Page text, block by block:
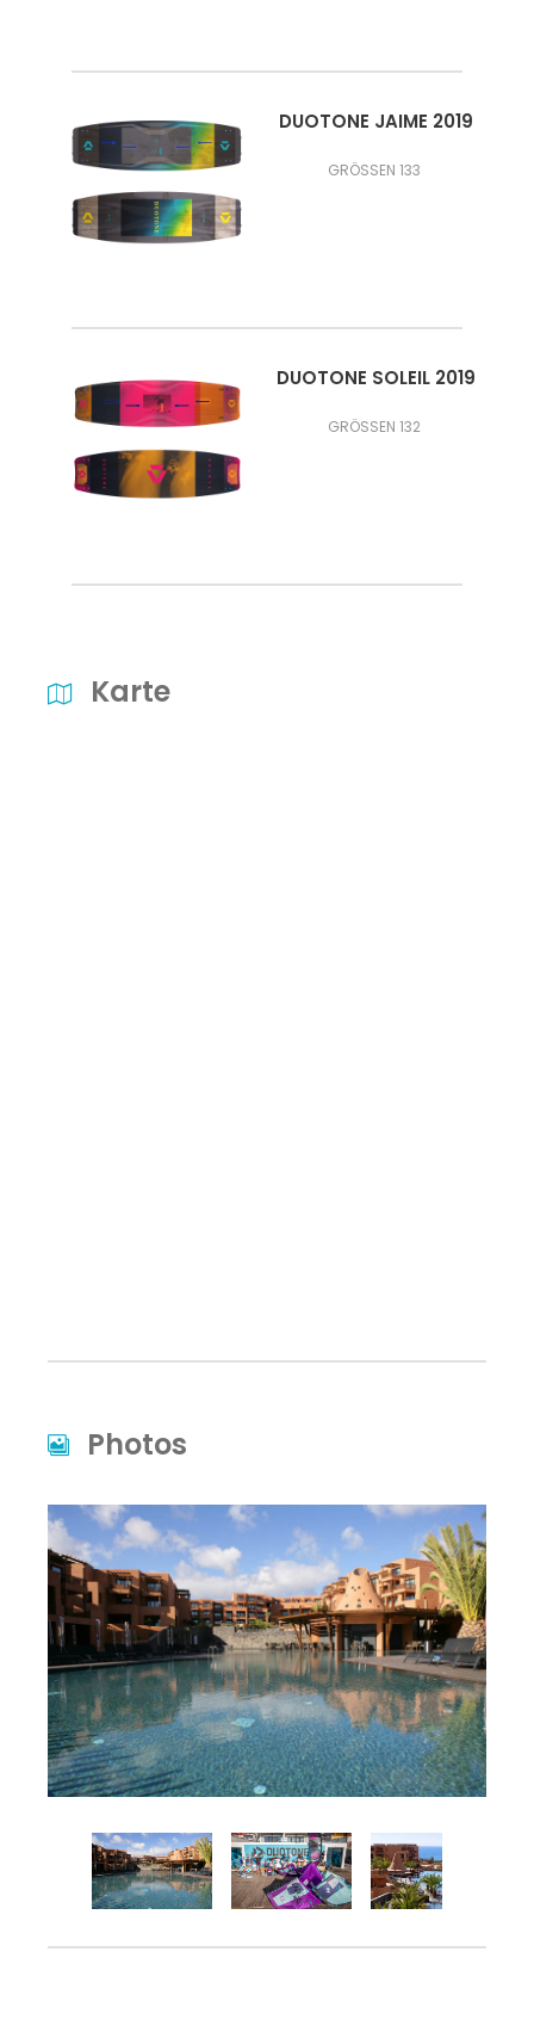
DUOTONE JAIME 2019
GRÖSSEN 133
DUOTONE SOLEIL 2019
GRÖSSEN 132
Karte
Photos